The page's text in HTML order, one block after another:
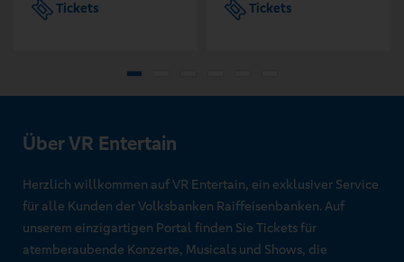
Tickets Tickets
Über VR Entertain
Herzlich willkommen auf VR Entertain, ein exklusiver Service
für alle Kunden der Volksbanken Raiffeisenbanken. Auf
unserem einzigartigen Portal finden Sie Tickets für
atemberaubende Konzerte, Musicals und Shows, die